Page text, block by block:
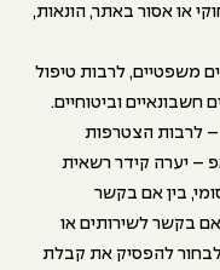
או אסור באתר, הונאות,
משפטיים, לרבות טיפול
וביטוחיים.
– לרבות הצטרפות
– יערה קידר רשאית
בין אם בקשר
אם בקשר לשירותים או
להפסיק את קבלת